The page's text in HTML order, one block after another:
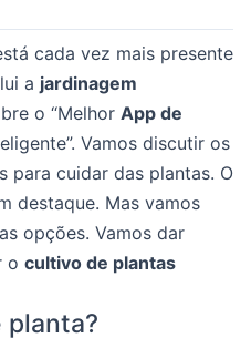
cada vez mais presente
a jardinagem
o “Melhor App de
Vamos discutir os
para cuidar das plantas. O
destaque. Mas vamos
opções. Vamos dar
o cultivo de plantas
planta?